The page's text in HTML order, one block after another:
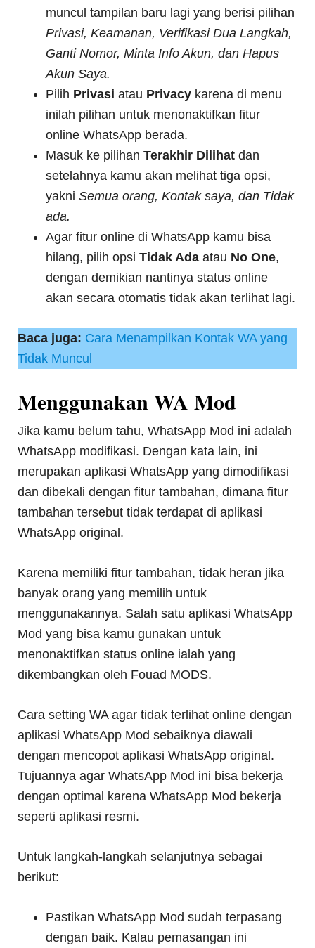
muncul tampilan baru lagi yang berisi pilihan
Privasi, Keamanan, Verifikasi Dua Langkah,
Ganti Nomor, Minta Info Akun, dan Hapus
Akun Saya.
Pilih Privasiatau Privacy karena di menu
inilah pilihan untuk menonaktifkan fitur
online WhatsApp berada.
Masuk ke pilihanTerakhir Dilihatdan
setelahnya kamu akan melihat tiga opsi,
yakniSemua orang, Kontak saya, dan Tidak
ada.
Agar fitur online di WhatsApp kamu bisa
hilang, pilih opsiTidak Adaatau No One,
dengan demikian nantinya status online
akan secara otomatis tidak akan terlihat lagi.
Baca juga: Cara Menampilkan Kontak WA yang
Tidak Muncul
Menggunakan WA Mod
Jika kamu belum tahu, WhatsApp Mod ini adalah
WhatsApp modifikasi. Dengan kata lain, ini
merupakan aplikasi WhatsApp yang dimodifikasi
dan dibekali dengan fitur tambahan, dimana fitur
tambahan tersebut tidak terdapat di aplikasi
WhatsApp original.
Karena memiliki fitur tambahan, tidak heran jika
banyak orang yang memilih untuk
menggunakannya. Salah satu aplikasi WhatsApp
Mod yang bisa kamu gunakan untuk
menonaktifkan status online ialah yang
dikembangkan oleh Fouad MODS.
Cara setting WA agar tidak terlihat online dengan
aplikasi WhatsApp Mod sebaiknya diawali
dengan mencopot aplikasi WhatsApp original.
Tujuannya agar WhatsApp Mod ini bisa bekerja
dengan optimal karena WhatsApp Mod bekerja
seperti aplikasi resmi.
Untuk langkah-langkah selanjutnya sebagai
berikut:
Pastikan WhatsApp Mod sudah terpasang
dengan baik. Kalau pemasangan ini